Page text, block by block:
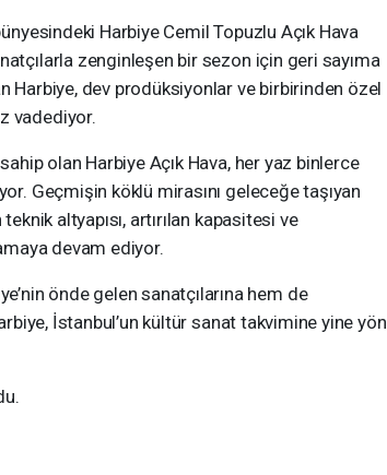
Harbiye Cemil Topuzlu Açık Hava
zenginleşen bir sezon için geri sayıma
Harbiye, dev prodüksiyonlar ve birbirinden özel
vadediyor.
olan Harbiye Açık Hava, her yaz binlerce
Geçmişin köklü mirasını geleceğe taşıyan
altyapısı, artırılan kapasitesi ve
devam ediyor.
önde gelen sanatçılarına hem de
İstanbul’un kültür sanat takvimine yine yön